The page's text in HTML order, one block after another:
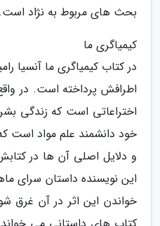
بحث های مربوط به نژاد است.
کیمیاگری ما
در کتاب کیمیاگری ما آنسیا
اطرافش پرداخته است. در
اختراعاتی است که زندگی
خود دانشمند علم مواد است
و دلایل اصلی آن ها در
این نویسنده داستان سرای
خواندن این اثر در آن غرق